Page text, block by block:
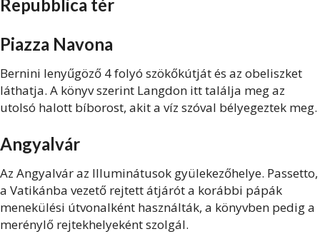
Repubblica tér
Piazza Navona
Bernini lenyűgöző 4 folyó szökőkútját és az obeliszket
láthatja. A könyv szerint Langdon itt találja meg az
utolsó halott bíborost, akit a víz szóval bélyegeztek meg.
Angyalvár
Az Angyalvár az Illuminátusok gyülekezőhelye. Passetto,
a Vatikánba vezető rejtett átjárót a korábbi pápák
menekülési útvonalként használták, a könyvben pedig a
merénylő rejtekhelyeként szolgál.